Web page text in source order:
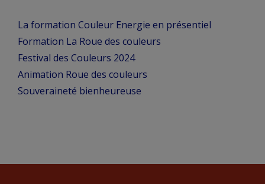
La formation Couleur Energie en présentiel
Formation La Roue des couleurs
Festival des Couleurs 2024
Animation Roue des couleurs
Souveraineté bienheureuse